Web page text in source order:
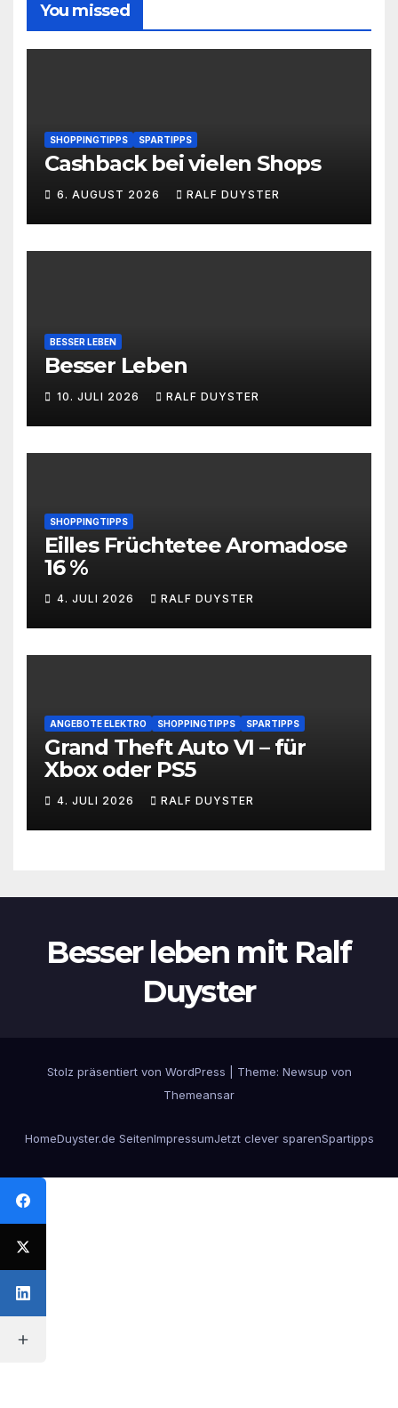
You missed
SHOPPINGTIPPS SPARTIPPS
Cashback bei vielen Shops
6. AUGUST 2026 RALF DUYSTER
BESSER LEBEN
Besser Leben
10. JULI 2026 RALF DUYSTER
SHOPPINGTIPPS
Eilles Früchtetee Aromadose
16 %
4. JULI 2026 RALF DUYSTER
ANGEBOTE ELEKTRO SHOPPINGTIPPS SPARTIPPS
Grand Theft Auto VI – für
Xbox oder PS5
4. JULI 2026 RALF DUYSTER
Besser leben mit Ralf
Duyster
Stolz präsentiert von WordPress Theme: Newsup von
Themeansar
HomeDuyster.de SeitenImpressumJetzt clever sparenSpartipps